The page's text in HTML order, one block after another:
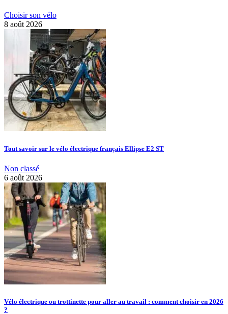
Choisir son vélo
8 août 2026
Tout savoir sur le vélo électrique français Ellipse E2 ST
Non classé
6 août 2026
Vélo électrique ou trottinette pour aller au travail : comment choisir en 2026
?